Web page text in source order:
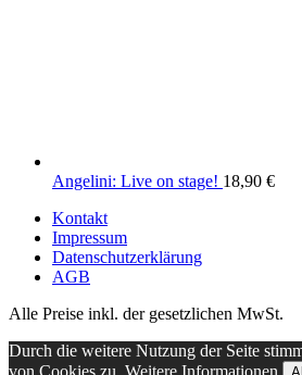
Angelini: Live on stage! 18,90 €
Kontakt
Impressum
Datenschutzerklärung
AGB
Alle Preise inkl. der gesetzlichen MwSt.
Durch die weitere Nutzung der Seite
von Cookies zu. Weitere Informationen